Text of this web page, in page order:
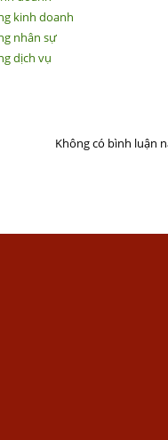
kinh doanh
nhân sự
dịch vụ
Không có bình luận